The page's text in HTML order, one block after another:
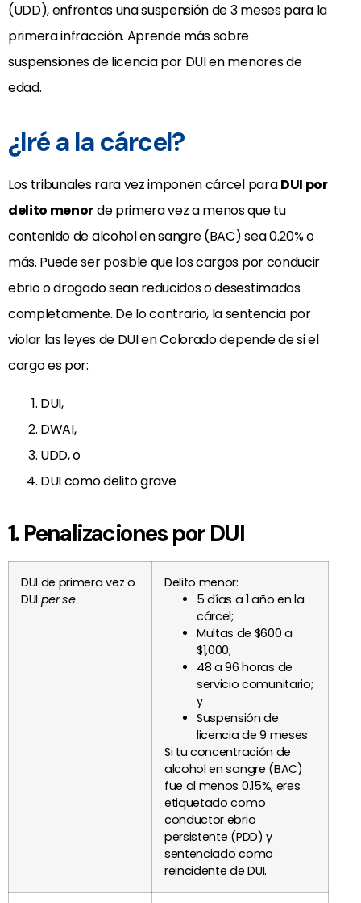
(UDD), enfrentas una suspensión de 3 meses para la
primera infracción. Aprende más sobre
suspensiones de licencia por DUI en menores de
edad.
¿Iré a la cárcel?
Los tribunales rara vez imponen cárcel paraDUI por
delito menorde primera vez a menos que tu
contenido de alcohol en sangre (BAC) sea 0.20% o
más. Puede ser posible que los cargos por conducir
ebrio o drogado sean reducidos o desestimados
completamente. De lo contrario, la sentencia por
violar las leyes de DUI en Colorado depende de si el
cargo es por:
DUI,
DWAI,
UDD, o
DUI como delito grave
1. Penalizaciones por DUI
DUI de primera vez o
DUI per se
Delito menor:
5 días a 1 año en la
cárcel;
Multas de $600 a
$1,000;
48 a 96 horas de
servicio comunitario;
y
Suspensión de
licencia de 9 meses
Si tu concentración de
alcohol en sangre (BAC)
fue al menos 0.15%, eres
etiquetado como
conductor ebrio
persistente (PDD) y
sentenciado como
reincidente de DUI.